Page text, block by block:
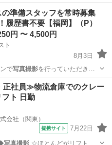
フ スタッフ
準備スタッフを常時募集
履歴書不要【福岡】（P）
円 〜 4,500円
ト
8月3日
で写真撮影を行っていただきま
フ スタッフ
社員≫物流倉庫でのクレー
フト 日勤
会社（関東）
提携サイト 7月22日
写真撮影☆ほとんどがリフト作